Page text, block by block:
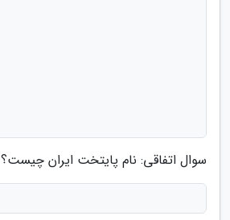
سوال اتفاقی: نام پایتخت ایران چیست؟